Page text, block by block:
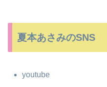
夏本あさみのSNS
youtube